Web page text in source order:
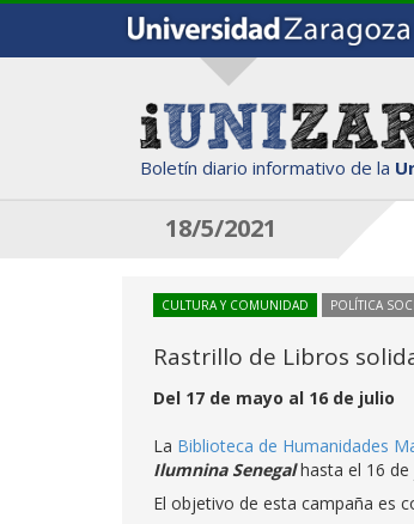
Boletín diario informativo de la
18/5/2021
CULTURA Y COMUNIDAD POLÍTICA
Rastrillo de Libros
Del 17 de mayo al 16 de julio
La Biblioteca de Humanidades
Ilumnina Senegalhasta el 16 de
El objetivo de esta campaña es